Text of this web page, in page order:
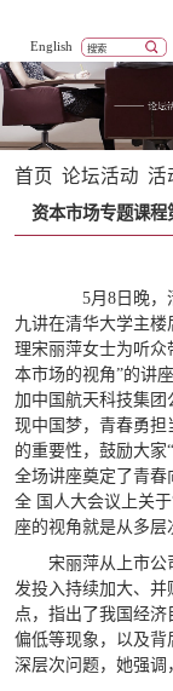
English
首页 论坛活动 活
资本市场专题课程
5月8日晚，清
九讲在清华大学主
理宋丽萍女士为听
本市场的视角”的讲座
加中国航天科技集团
现中国梦，青春勇担
的重要性，鼓励大家
全场讲座奠定了青
全 国人大会议上关
座的视角就是从多层
宋丽萍从上市
发投入持续加大、
点，指出了我国经济
偏低等现象，以及
深层次问题，她强调